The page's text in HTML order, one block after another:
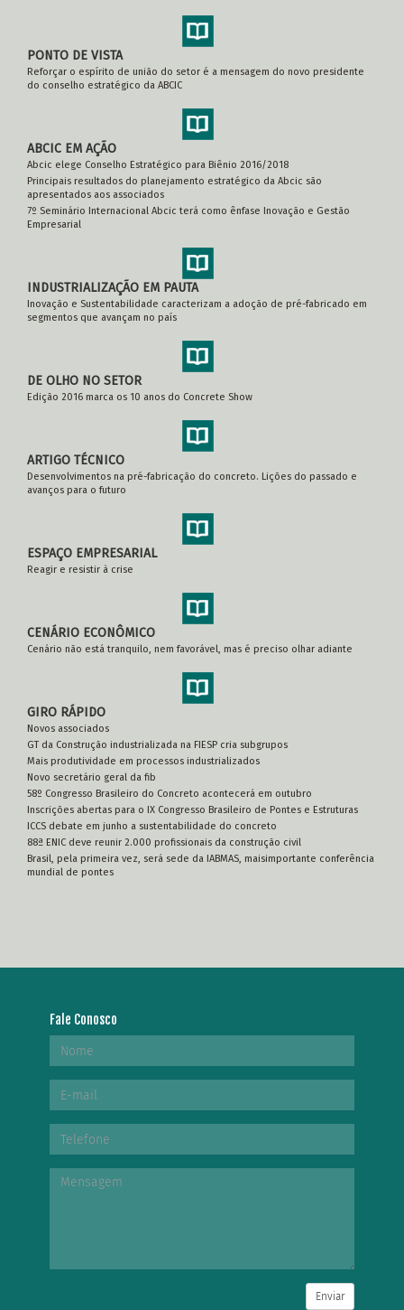
PONTO DE VISTA
Reforçar o espírito de união do setor é a mensagem do novo presidente
do conselho estratégico da ABCIC
ABCIC EM AÇÃO
Abcic elege Conselho Estratégico para Biênio 2016/2018
Principais resultados do planejamento estratégico da Abcic são
apresentados aos associados
7º Seminário Internacional Abcic terá como ênfase Inovação e Gestão
Empresarial
INDUSTRIALIZAÇÃO EM PAUTA
Inovação e Sustentabilidade caracterizam a adoção de pré-fabricado em
segmentos que avançam no país
DE OLHO NO SETOR
Edição 2016 marca os 10 anos do Concrete Show
ARTIGO TÉCNICO
Desenvolvimentos na pré-fabricação do concreto. Lições do passado e
avanços para o futuro
ESPAÇO EMPRESARIAL
Reagir e resistir à crise
CENÁRIO ECONÔMICO
Cenário não está tranquilo, nem favorável, mas é preciso olhar adiante
GIRO RÁPIDO
Novos associados
GT da Construção industrializada na FIESP cria subgrupos
Mais produtividade em processos industrializados
Novo secretário geral da fib
58º Congresso Brasileiro do Concreto acontecerá em outubro
Inscrições abertas para o IX Congresso Brasileiro de Pontes e Estruturas
ICCS debate em junho a sustentabilidade do concreto
88ª ENIC deve reunir 2.000 profissionais da construção civil
Brasil, pela primeira vez, será sede da IABMAS, maisimportante conferência
mundial de pontes
Fale Conosco
Enviar